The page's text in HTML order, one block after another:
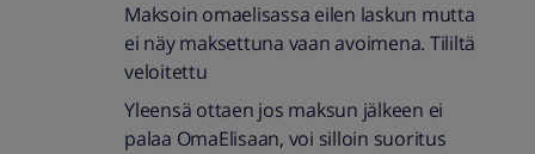
Maksoin omaelisassa eilen laskun mutta
ei näy maksettuna vaan avoimena. Tililtä
veloitettu
Yleensä ottaen jos maksun jälkeen ei
palaa OmaElisaan, voi silloin suoritus